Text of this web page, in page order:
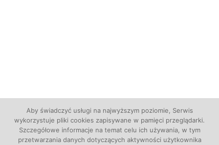
Aby świadczyć usługi na najwyższym poziomie, Serwis
wykorzystuje pliki cookies zapisywane w pamięci przeglądarki.
Szczegółowe informacje na temat celu ich używania, w tym
przetwarzania danych dotyczących aktywności użytkownika